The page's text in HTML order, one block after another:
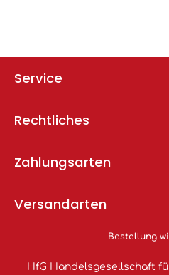
Service
Rechtliches
Zahlungsarten
Versandarten
Bestellung
HfG Handelsgesellschaft